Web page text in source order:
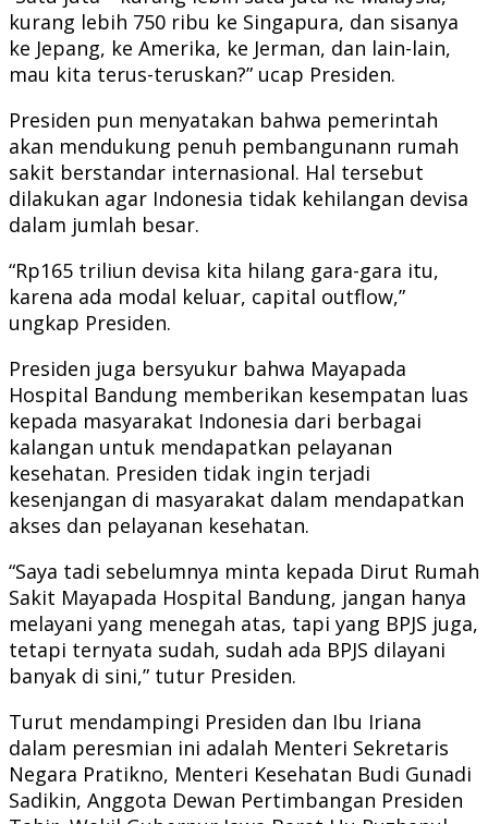
kurang lebih 750 ribu ke Singapura, dan sisanya
ke Jepang, ke Amerika, ke Jerman, dan lain-lain,
mau kita terus-teruskan?” ucap Presiden.
Presiden pun menyatakan bahwa pemerintah
akan mendukung penuh pembangunann rumah
sakit berstandar internasional. Hal tersebut
dilakukan agar Indonesia tidak kehilangan devisa
dalam jumlah besar.
“Rp165 triliun devisa kita hilang gara-gara itu,
karena ada modal keluar, capital outflow,”
ungkap Presiden.
Presiden juga bersyukur bahwa Mayapada
Hospital Bandung memberikan kesempatan luas
kepada masyarakat Indonesia dari berbagai
kalangan untuk mendapatkan pelayanan
kesehatan. Presiden tidak ingin terjadi
kesenjangan di masyarakat dalam mendapatkan
akses dan pelayanan kesehatan.
“Saya tadi sebelumnya minta kepada Dirut Rumah
Sakit Mayapada Hospital Bandung, jangan hanya
melayani yang menegah atas, tapi yang BPJS juga,
tetapi ternyata sudah, sudah ada BPJS dilayani
banyak di sini,” tutur Presiden.
Turut mendampingi Presiden dan Ibu Iriana
dalam peresmian ini adalah Menteri Sekretaris
Negara Pratikno, Menteri Kesehatan Budi Gunadi
Sadikin, Anggota Dewan Pertimbangan Presiden